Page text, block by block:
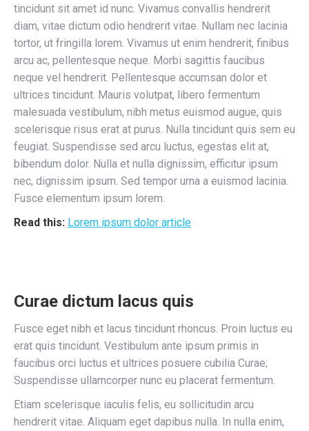
tincidunt sit amet id nunc. Vivamus convallis hendrerit
diam, vitae dictum odio hendrerit vitae. Nullam nec lacinia
tortor, ut fringilla lorem. Vivamus ut enim hendrerit, finibus
arcu ac, pellentesque neque. Morbi sagittis faucibus
neque vel hendrerit. Pellentesque accumsan dolor et
ultrices tincidunt. Mauris volutpat, libero fermentum
malesuada vestibulum, nibh metus euismod augue, quis
scelerisque risus erat at purus. Nulla tincidunt quis sem eu
feugiat. Suspendisse sed arcu luctus, egestas elit at,
bibendum dolor. Nulla et nulla dignissim, efficitur ipsum
nec, dignissim ipsum. Sed tempor urna a euismod lacinia.
Fusce elementum ipsum lorem.
Read this: Lorem ipsum dolor article
Curae dictum lacus quis
Fusce eget nibh et lacus tincidunt rhoncus. Proin luctus eu
erat quis tincidunt. Vestibulum ante ipsum primis in
faucibus orci luctus et ultrices posuere cubilia Curae;
Suspendisse ullamcorper nunc eu placerat fermentum.
Etiam scelerisque iaculis felis, eu sollicitudin arcu
hendrerit vitae. Aliquam eget dapibus nulla. In nulla enim,